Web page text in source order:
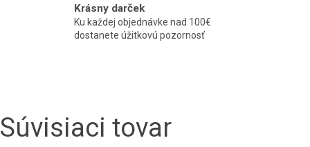
Krásny darček
Ku každej objednávke nad 100€
dostanete úžitkovú pozornosť
Súvisiaci tovar